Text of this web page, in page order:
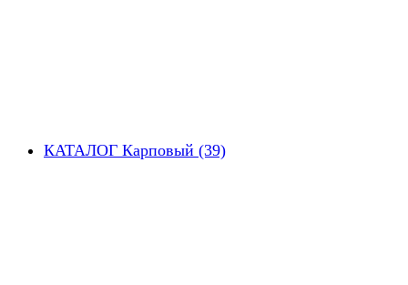
КАТАЛОГ Карповый (39)